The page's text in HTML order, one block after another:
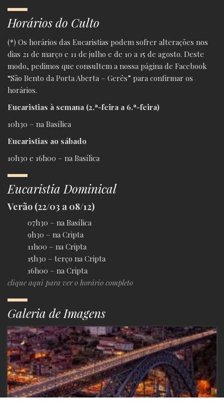
Horários do Culto
(*) Os horários das Eucaristias podem sofrer alterações nos
dias 21 de março e 11 de julho e de 10 a 15 de agosto. Deste
modo, pedimos que consultem a nossa página de Facebook
“São Bento da Porta Aberta – Gerês” para confirmar os
horários.
Eucaristias à semana (2.ª-feira a 6.ª-feira)
10h30 – na Basílica
Eucaristias ao sábado
10h30 e 16h00 – na Basílica
Eucaristia Dominical
Verão (22/03 a 08/12)
07h30 – na Basílica
9h30 – na Cripta
11h00 – na Cripta
15h30 – terço na Cripta
16h00 – na Cripta
clique aqui para ver o horário completo
Galeria de Imagens